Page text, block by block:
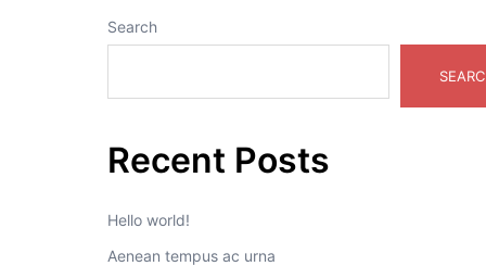
Search
Recent Posts
Hello world!
Aenean tempus ac urna